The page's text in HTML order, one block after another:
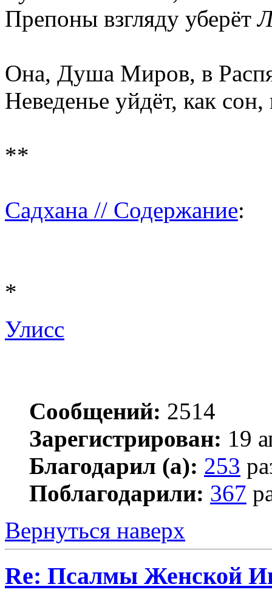
Препоны взгляду уберёт
Она, Душа Миров, в
Неведенье уйдёт, как
**
Садхана // Содержание:
*
Улисс
Сообщений: 2514
Зарегистрирован: 19
Благодарил (а): 253
Поблагодарили: 367
Вернуться наверх
Re: Псалмы Женской